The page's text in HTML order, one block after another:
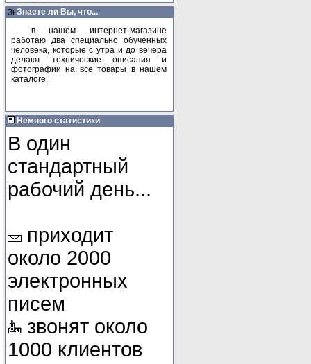
Знаете ли Вы, что...
... в нашем интернет-магазине
работаю два специально обученных
человека, которые с утра и до вечера
делают технические описания и
фотографии на все товары в нашем
каталоге.
Немного статистики
В один
стандартный
рабочий день...
приходит
около 2000
электронных
писем
звонят около
1000 клиентов